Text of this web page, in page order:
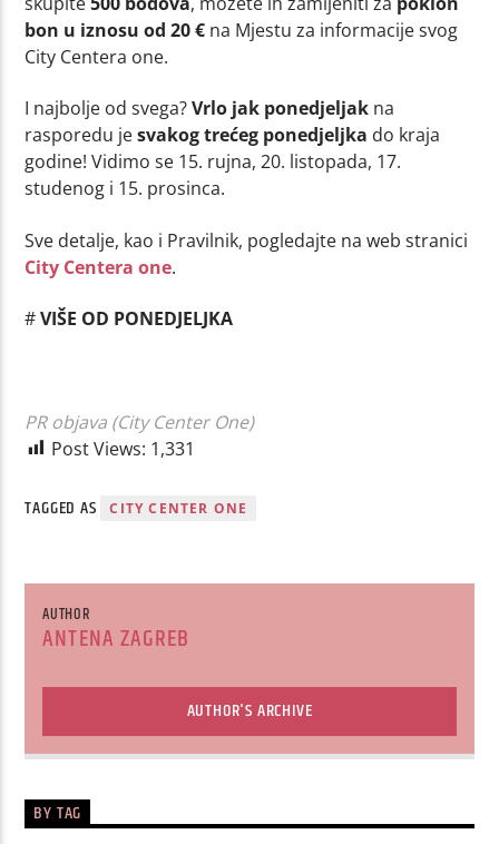
bon u iznosu od 20 € na Mjestu za informacije svog
City Centera one.
I najbolje od svega?Vrlo jak ponedjeljak na
rasporedu jesvakog trećeg ponedjeljka do kraja
godine! Vidimo se 15. rujna, 20. listopada, 17.
studenog i 15. prosinca.
Sve detalje, kao i Pravilnik, pogledajte na web stranici
City Centera one.
#VIŠE OD PONEDJELJKA
PR objava (City Center One)
Post Views: 1,331
TAGGED AS CITY CENTER ONE
AUTHOR
ANTENA ZAGREB
AUTHOR'S ARCHIVE
BY TAG